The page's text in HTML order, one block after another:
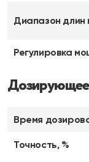
Диапазон длин
Регулировка
Время
Точность, %